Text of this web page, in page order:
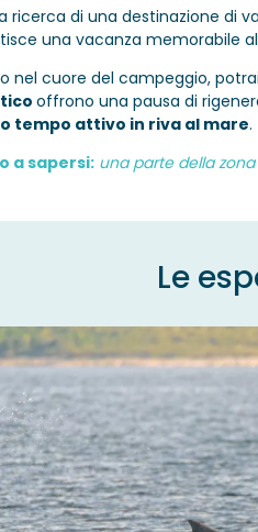
ricerca di una destinazione di
una vacanza memorabile
nel cuore del campeggio,
offrono una pausa di
tempo attivo in riva al mare.
a sapersi: una parte della
Le